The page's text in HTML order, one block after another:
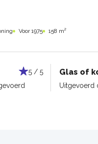
Voor 1975 158 m²
5 / 5
Glas of
Uitgevoerd